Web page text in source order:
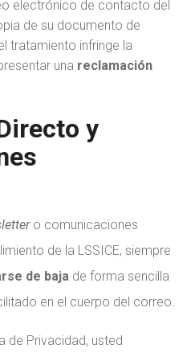
electrónico de contacto del
de su documento de
tratamiento infringe la
una reclamación
y
o comunicaciones
de la LSSICE, siempre
de baja de forma sencilla
en el cuerpo del correo.
de Privacidad, usted